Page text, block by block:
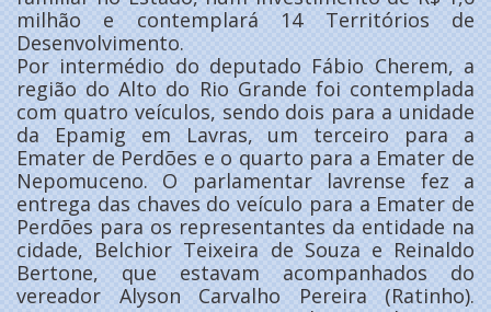
milhão e contemplará 14 Territórios de
Desenvolvimento.
Por intermédio do deputado Fábio Cherem, a
região do Alto do Rio Grande foi contemplada
com quatro veículos, sendo dois para a unidade
da Epamig em Lavras, um terceiro para a
Emater de Perdões e o quarto para a Emater de
Nepomuceno. O parlamentar lavrense fez a
entrega das chaves do veículo para a Emater de
Perdões para os representantes da entidade na
cidade, Belchior Teixeira de Souza e Reinaldo
Bertone, que estavam acompanhados do
vereador Alyson Carvalho Pereira (Ratinho).